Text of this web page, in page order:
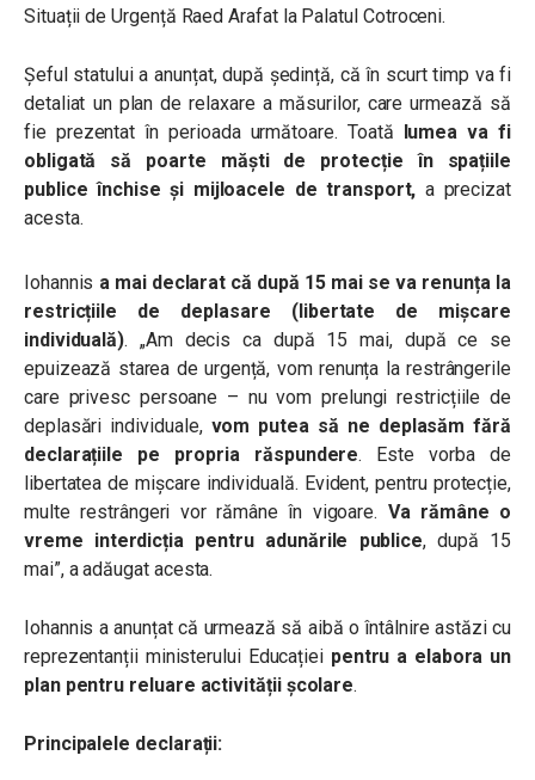
Situații de Urgență Raed Arafat la Palatul Cotroceni.
Șeful statului a anunțat, după ședință, că în scurt timp va fi
detaliat un plan de relaxare a măsurilor, care urmează să
fie prezentat în perioada următoare. Toată lumea va fi
obligată să poarte măști de protecție în spațiile
publice închise și mijloacele de transport, a precizat
acesta.
Iohannis a mai declarat că după 15 mai se va renunța la
restricțiile de deplasare (libertate de mișcare
individuală). „Am decis ca după 15 mai, după ce se
epuizează starea de urgență, vom renunța la restrângerile
care privesc persoane – nu vom prelungi restricțiile de
deplasări individuale, vom putea să ne deplasăm fără
declarațiile pe propria răspundere. Este vorba de
libertatea de mișcare individuală. Evident, pentru protecție,
multe restrângeri vor rămâne în vigoare. Va rămâne o
vreme interdicția pentru adunările publice, după 15
mai”, a adăugat acesta.
Iohannis a anunțat că urmează să aibă o întâlnire astăzi cu
reprezentanții ministerului Educației pentru a elabora un
plan pentru reluare activității școlare.
Principalele declarații: